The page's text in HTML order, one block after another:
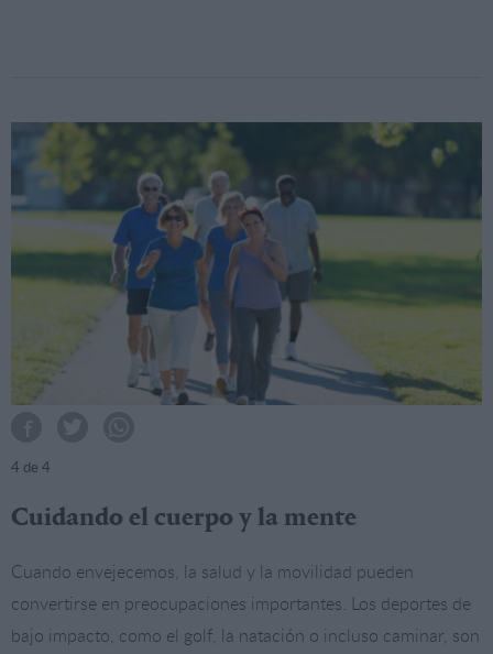
4 de 4
Cuidando el cuerpo y la mente
Cuando envejecemos, la salud y la movilidad pueden
convertirse en preocupaciones importantes. Los deportes de
bajo impacto, como el golf, la natación o incluso caminar, son